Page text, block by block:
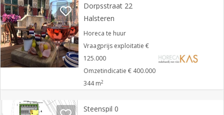
adverteren
Blog
Registreren
Login
Dorpsstraat 22
Halsteren
Horeca te huur
Vraagprijs exploitatie €
125.000
Omzetindicatie € 400.000
344 m2
Steenspil 0